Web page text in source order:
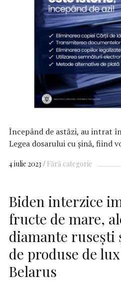
Începând de astăzi, au intrat
Legea dosarului cu șină, fiind
4 iulie 2023 Fără categorie
Biden interzice
fructe de mare,
diamante
de produse de
Belarus